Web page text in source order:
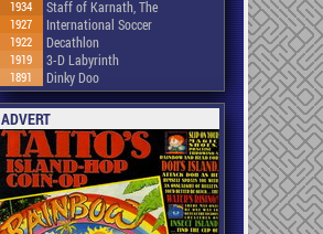
1934 Staff of Karnath, The
1927 International Soccer
1922 Decathlon
1919 3-D Labyrinth
1891 Dinky Doo
ADVERT